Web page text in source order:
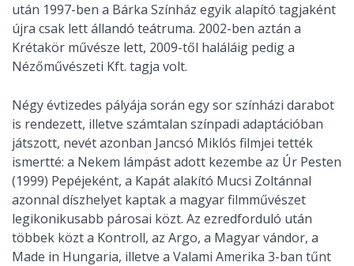
után 1997-ben a Bárka Színház egyik alapító tagjaként
újra csak lett állandó teátruma. 2002-ben aztán a
Krétakör művésze lett, 2009-től haláláig pedig a
Nézőművészeti Kft. tagja volt.
Négy évtizedes pályája során egy sor színházi darabot
is rendezett, illetve számtalan színpadi adaptációban
játszott, nevét azonban Jancsó Miklós filmjei tették
ismertté: a Nekem lámpást adott kezembe az Úr Pesten
(1999) Pepéjeként, a Kapát alakító Mucsi Zoltánnal
azonnal díszhelyet kaptak a magyar filmművészet
legikonikusabb párosai közt. Az ezredforduló után
többek közt a Kontroll, az Argo, a Magyar vándor, a
Made in Hungaria, illetve a Valami Amerika 3-ban tűnt